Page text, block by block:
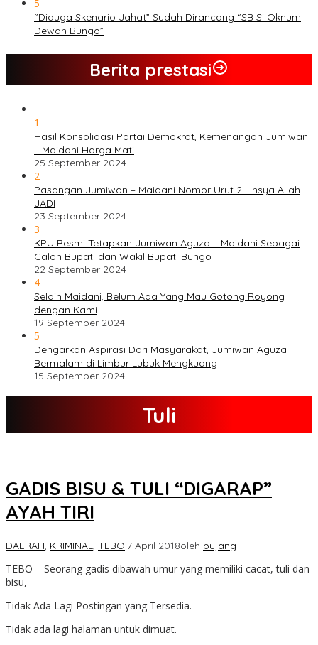
5
“Diduga Skenario Jahat” Sudah Dirancang “SB Si Oknum
Dewan Bungo”
Berita prestasi
1
Hasil Konsolidasi Partai Demokrat, Kemenangan Jumiwan
– Maidani Harga Mati
25 September 2024
2
Pasangan Jumiwan – Maidani Nomor Urut 2 : Insya Allah
JADI
23 September 2024
3
KPU Resmi Tetapkan Jumiwan Aguza – Maidani Sebagai
Calon Bupati dan Wakil Bupati Bungo
22 September 2024
4
Selain Maidani, Belum Ada Yang Mau Gotong Royong
dengan Kami
19 September 2024
5
Dengarkan Aspirasi Dari Masyarakat, Jumiwan Aguza
Bermalam di Limbur Lubuk Mengkuang
15 September 2024
Tuli
GADIS BISU & TULI “DIGARAP”
AYAH TIRI
DAERAH, KRIMINAL, TEBO|7 April 2018oleh bujang
TEBO – Seorang gadis dibawah umur yang memiliki cacat, tuli dan
bisu,
Tidak Ada Lagi Postingan yang Tersedia.
Tidak ada lagi halaman untuk dimuat.